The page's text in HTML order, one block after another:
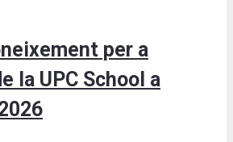
per a
la UPC School a